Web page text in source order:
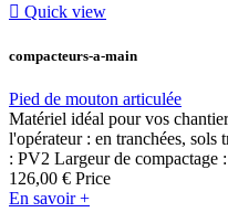
 Quick view
compacteurs-a-main
Pied de mouton articulée
Matériel idéal pour vos
l'opérateur : en tranchées, sols
: PV2 Largeur de compactage
126,00 € Price
En savoir +